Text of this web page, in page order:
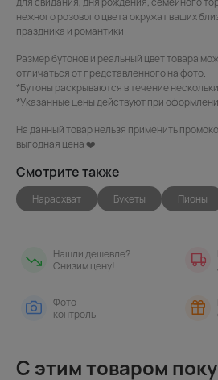
нежного розового цвета окружат ваших
праздника и романтики.
Размер бутонов и реальный цвет товара
отличаться от представленного на фото.
*Бутоны раскрываются в течение
*Указанные цены действуют при
На данный товар нельзя применить
выгодная цена ❤️
Смотрите также
Нарасхват Букеты Пионы
Нашли дешевле?
Снизим цену!
Фото
контроль
С этим товаром